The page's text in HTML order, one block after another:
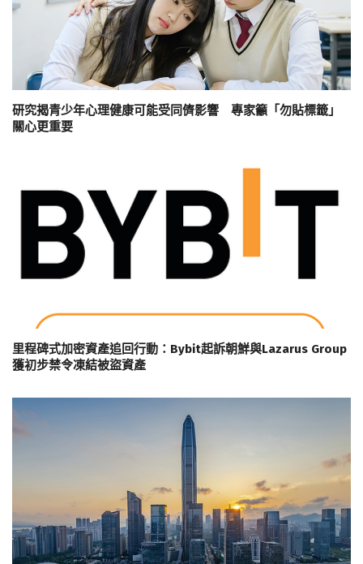
研究揭青少年心理健康可能受同儕影響 專家籲「勿貼標籤」
關心更重要
里程碑式加密資產追回行動：Bybit起訴朝鮮與Lazarus Group
獲初步禁令凍結被盜資產